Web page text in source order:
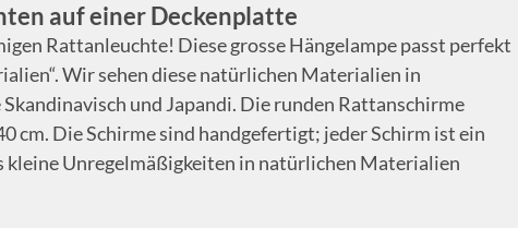
auf einer Deckenplatte
Rattanleuchte! Diese grosse Hängelampe passt perfekt
Wir sehen diese natürlichen Materialien in
und Japandi. Die runden Rattanschirme
cm. Die Schirme sind handgefertigt; jeder Schirm ist ein
kleine Unregelmäßigkeiten in natürlichen Materialien